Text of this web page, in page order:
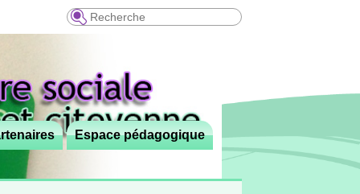
Recherche
Espace pédagogique